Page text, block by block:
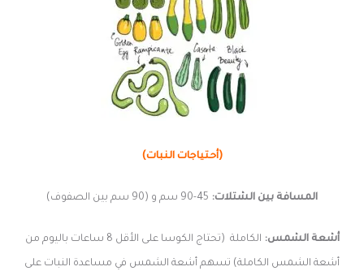
(أحتياجات النبات)
المسافة بين الشتلات:
أشعة الشمس: الكاملة (تحتاج الكوسا على الأقل 8 ساعات باليوم من
أشعة الشمس الكاملة) تسهم أشعة الشمس في مساعدة النبات على